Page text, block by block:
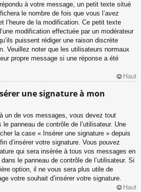
à votre message, un petit texte situé
le nombre de fois que vous l’avez
l’heure de la modification. Ce petit texte
modification effectuée par un modérateur
puissent rédiger une raison discrète
Veuillez noter que les utilisateurs normaux
propre message si une réponse a été
Haut
une signature à mon
un de vos messages, vous devez tout
le panneau de contrôle de l’utilisateur. Une
la case « Insérer une signature » depuis
d’insérer votre signature. Vous pouvez
qui sera insérée à tous vos messages en
le panneau de contrôle de l’utilisateur. Si
option, il ne vous sera plus utile de
votre souhait d’insérer votre signature.
Haut